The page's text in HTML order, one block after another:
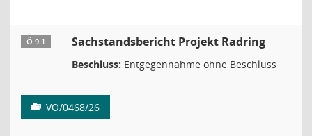
Ö 9.1 Sachstandsbericht Projekt Radring
Beschluss: Entgegennahme ohne Beschluss
VO/0468/26